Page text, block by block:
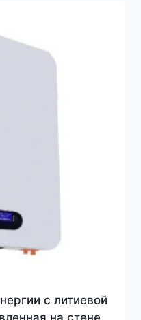
с литиевой
на стене